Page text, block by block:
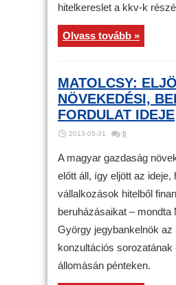
hitelkereslet a kkv-k
Olvass tovább »
MATOLCSY:
NÖVEKEDÉSI,
FORDULAT IDEJE
2013-05-31 0
A magyar gazdaság
előtt áll, így eljött az ideje,
vállalkozások hitelből
beruházásaikat – mondta
György jegybankelnök
konzultációs sorozatának
állomásán pénteken.